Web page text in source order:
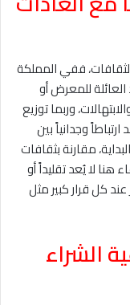
ففي المملكة
للمعرض أو
وربما توزيع
وجدانياً بين
مقارنة بثقافات
هنا لا يُعد تقليداً أو
كل قرار كبير مثل
الشراء